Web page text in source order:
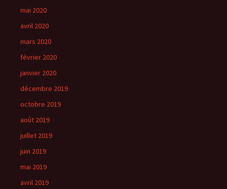
mai 2020
avril 2020
mars 2020
février 2020
janvier 2020
décembre 2019
octobre 2019
août 2019
juillet 2019
juin 2019
mai 2019
avril 2019